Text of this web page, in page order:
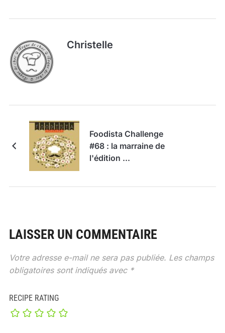
Christelle
Foodista Challenge
#68 : la marraine de
l'édition ...
LAISSER UN COMMENTAIRE
Votre adresse e-mail ne sera pas publiée. Les champs
obligatoires sont indiqués avec *
RECIPE RATING